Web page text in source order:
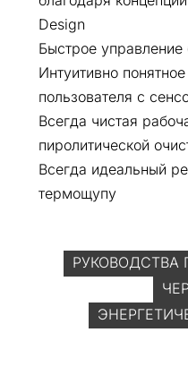
Design
Быстрое
Интуитивно
пользователя с
Всегда чистая
пиролитической
Всегда идеальный
термощупу
РУКОВОДСТВА